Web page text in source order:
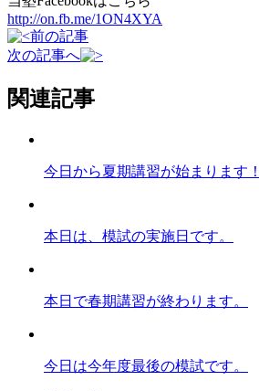
http://on.fb.me/1ON4XYA
前の記事
次の記事へ
関連記事
今日から夏期講習が始まります！
本日は、模試の実施日です。
本日で春期講習が終わります。
今日は今年度最後の模試です。